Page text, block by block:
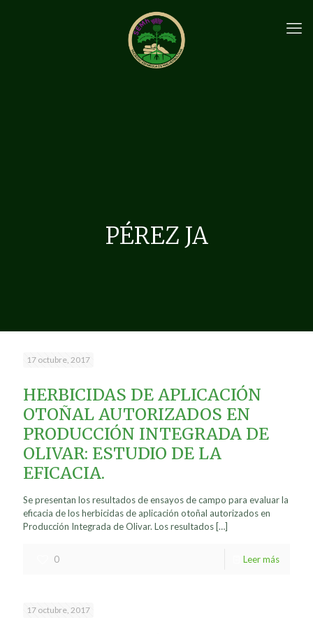
PÉREZ JA
17 octubre, 2017
HERBICIDAS DE APLICACIÓN
OTOÑAL AUTORIZADOS EN
PRODUCCIÓN INTEGRADA DE
OLIVAR: ESTUDIO DE LA
EFICACIA.
Se presentan los resultados de ensayos de campo para evaluar la
eficacia de los herbicidas de aplicación otoñal autorizados en
Producción Integrada de Olivar. Los resultados […]
0 Leer más
17 octubre, 2017